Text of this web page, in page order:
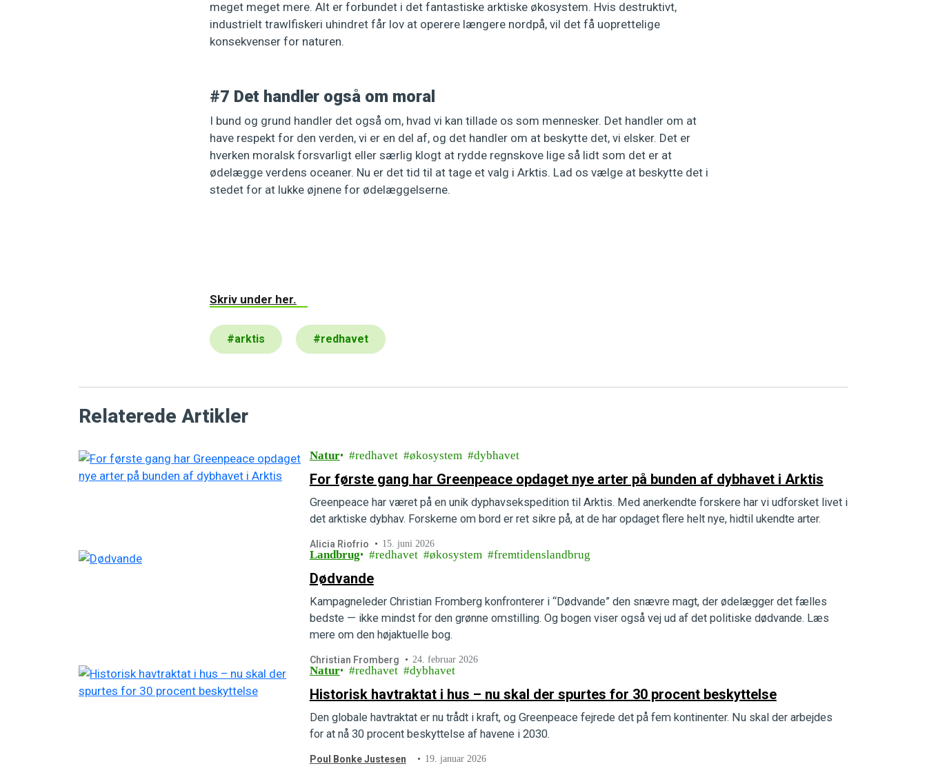
meget meget mere. Alt er forbundet i det fantastiske arktiske økosystem. Hvis destruktivt,
industrielt trawlfiskeri uhindret får lov at operere længere nordpå, vil det få uoprettelige
konsekvenser for naturen.
#7 Det handler også om moral
I bund og grund handler det også om, hvad vi kan tillade os som mennesker. Det handler om at
have respekt for den verden, vi er en del af, og det handler om at beskytte det, vi elsker. Det er
hverken moralsk forsvarligt eller særlig klogt at rydde regnskove lige så lidt som det er at
ødelægge verdens oceaner. Nu er det tid til at tage et valg i Arktis. Lad os vælge at beskytte det i
stedet for at lukke øjnene for ødelæggelserne.
Skriv under her.
#arktis #redhavet
Relaterede Artikler
Natur redhavet økosystem dybhavet
For første gang har Greenpeace opdaget nye arter på bunden af dybhavet i Arktis
Greenpeace har været på en unik dyphavsekspedition til Arktis. Med anerkendte forskere har vi udforsket livet i
det arktiske dybhav. Forskerne om bord er ret sikre på, at de har opdaget flere helt nye, hidtil ukendte arter.
Alicia Riofrio 15. juni 2026
Landbrug redhavet økosystem fremtidenslandbrug
Dødvande
Kampagneleder Christian Fromberg konfronterer i “Dødvande” den snævre magt, der ødelægger det fælles
bedste — ikke mindst for den grønne omstilling. Og bogen viser også vej ud af det politiske dødvande. Læs
mere om den højaktuelle bog.
Christian Fromberg 24. februar 2026
Natur redhavet dybhavet
Historisk havtraktat i hus – nu skal der spurtes for 30 procent beskyttelse
Den globale havtraktat er nu trådt i kraft, og Greenpeace fejrede det på fem kontinenter. Nu skal der arbejdes
for at nå 30 procent beskyttelse af havene i 2030.
Poul Bonke Justesen 19. januar 2026